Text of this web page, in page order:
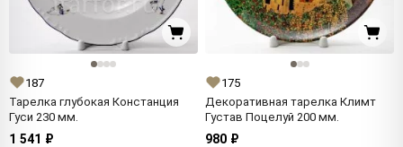
187
Тарелка глубокая Констанция
Гуси 230 мм.
1 541 ₽
175
Декоративная тарелка Климт
Густав Поцелуй 200 мм.
980 ₽